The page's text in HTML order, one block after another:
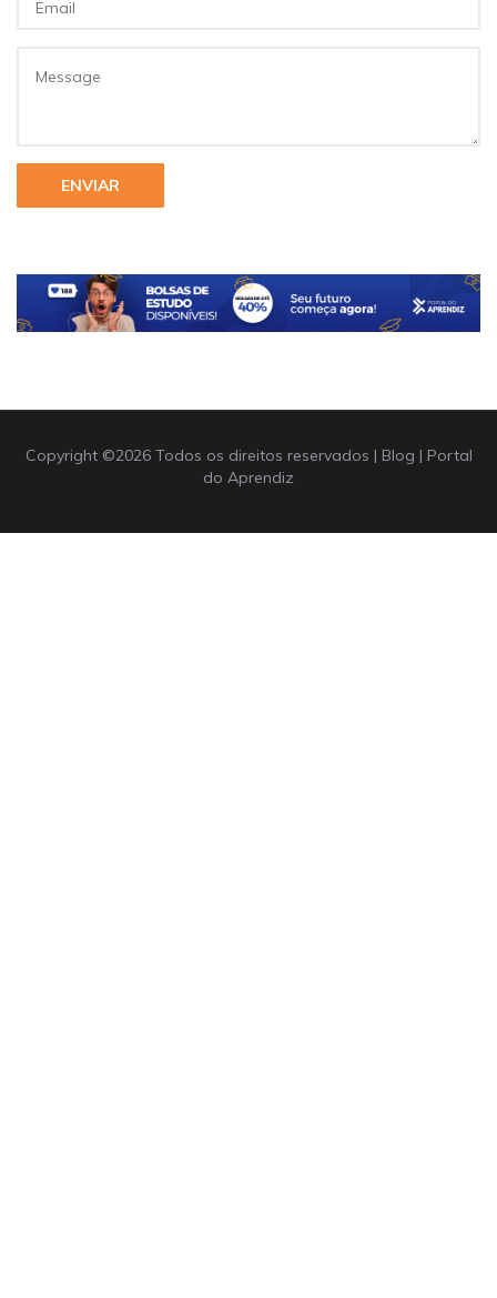
ENVIAR
Copyright ©2026 Todos os direitos reservados | Blog | Portal
do Aprendiz